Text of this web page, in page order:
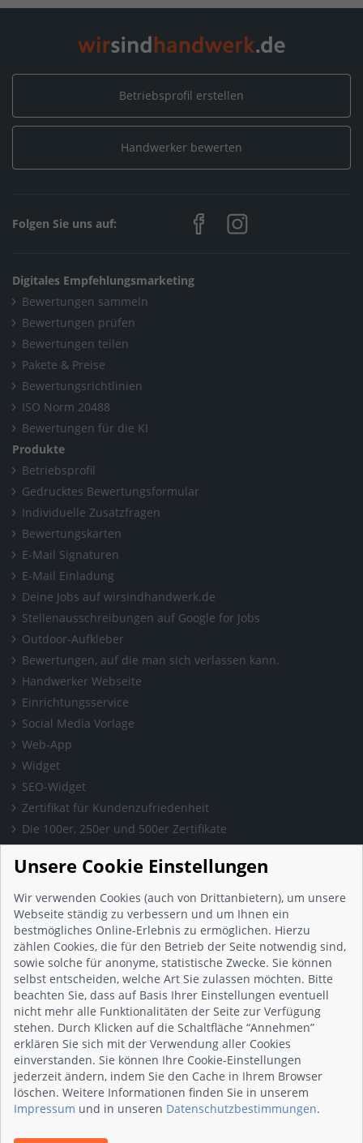
Christian Cerra Heizungsbau Sanitär Rohrreinigung /
Heizungsbau
Home / Sanitär, Heizung, Klima / Bad & Sanitär /
Christian Cerra Heizungsbau Sanitär Rohrreinigung
Leistungen / Heizungsbau
Sanitär, Heizung, Klima / Heizungsbau & Klimatechnik
Energien
/ Christian Cerra Heizungsbau Sanitär Rohrreinigung
Leistungen / Heizungsbau
Home / Mönchengladbach
Christian Cerra Heizungsbau Sanitär Rohrreinigung
Leistungen / Heizungsbau
Betriebsprofil erstellen
Handwerker bewerten
Folgen Sie uns auf:
Digitales Empfehlungsmarketing
Bewertungen sammeln
Bewertungen prüfen
Bewertungen teilen
Pakete & Preise
Bewertungsrichtlinien
ISO Norm 20488
Bewertungen für die KI
Produkte
Betriebsprofil
Gedrucktes Bewertungsformular
Individuelle Zusatzfragen
Bewertungskarten
E-Mail Signaturen
E-Mail Einladung
Deine Jobs auf wirsindhandwerk.de
Stellenausschreibungen auf Google for Jobs
Outdoor-Aufkleber
Bewertungen, auf die man sich verlassen kann.
Handwerker Webseite
Einrichtungsservice
Social Media Vorlage
Web-App
Widget
SEO-Widget
Zertifikat für Kundenzufriedenheit
Die 100er, 250er und 500er Zertifikate
Presse & Wissen
Presse und Informationen
Blog
Häufig gestellte Fragen (FAQ)
Studie: Digitalisierungsbarometer
Initiative gegen Fake-Bewertungen
Kunden Informationen
Beratungsgespräch vereinbaren
Impressum
Datenschutz
AGB
Nutzungsbedingungen
Kontakt
Unsere Cookie Einstellungen
Wir verwenden Cookies (auch von Drittanbietern), um unsere
Webseite ständig zu verbessern und um Ihnen ein
bestmögliches Online-Erlebnis zu ermöglichen. Hierzu
zählen Cookies, die für den Betrieb der Seite notwendig sind,
sowie solche für anonyme, statistische Zwecke. Sie können
selbst entscheiden, welche Art Sie zulassen möchten. Bitte
beachten Sie, dass auf Basis Ihrer Einstellungen eventuell
nicht mehr alle Funktionalitäten der Seite zur Verfügung
stehen. Durch Klicken auf die Schaltfläche “Annehmen”
erklären Sie sich mit der Verwendung aller Cookies
einverstanden. Sie können Ihre Cookie-Einstellungen
jederzeit ändern, indem Sie den Cache in Ihrem Browser
löschen. Weitere Informationen finden Sie in unserem
Impressum und in unseren Datenschutzbestimmungen.